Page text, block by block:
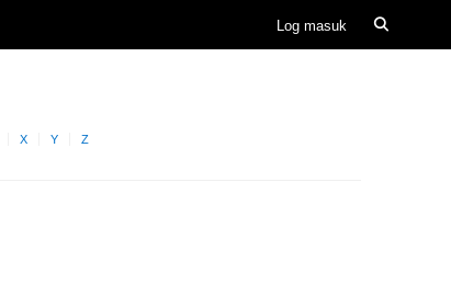
X Y Z